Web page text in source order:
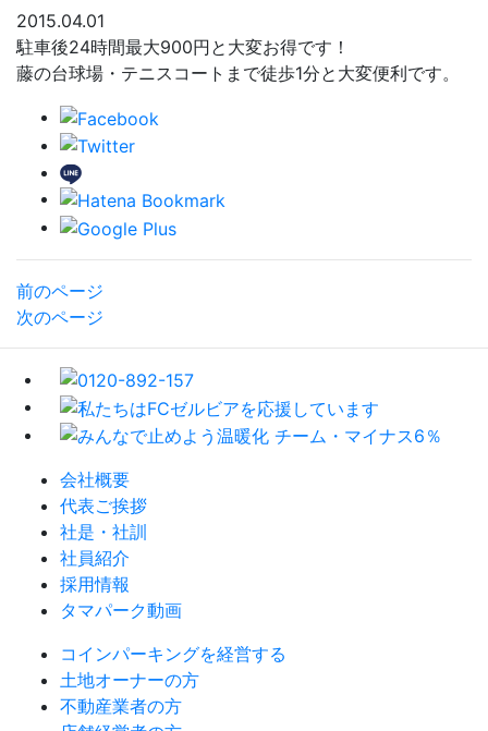
2015.04.01
駐車後24時間最大900円と大変お得です！
藤の台球場・テニスコートまで徒歩1分と大変便利です。
前のページ
次のページ
会社概要
代表ご挨拶
社是・社訓
社員紹介
採用情報
タマパーク動画
コインパーキングを経営する
土地オーナーの方
不動産業者の方